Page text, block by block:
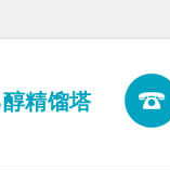
精馏塔